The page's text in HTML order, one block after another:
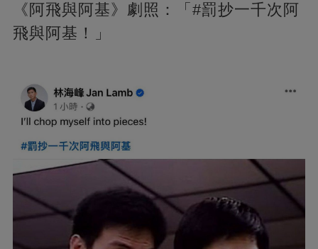
《阿飛與阿基》劇照：「#罰抄一千次阿
飛與阿基！」